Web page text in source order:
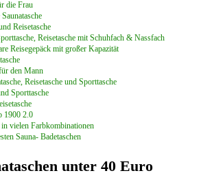
die Frau
Reisetasche
Reisetasche mit Schuhfach & Nassfach
Reisegepäck mit großer Kapazität
den Mann
Reisetasche und Sporttasche
Sporttasche
1900 2.0
vielen Farbkombinationen
Sauna- Badetaschen
unter 40 Euro